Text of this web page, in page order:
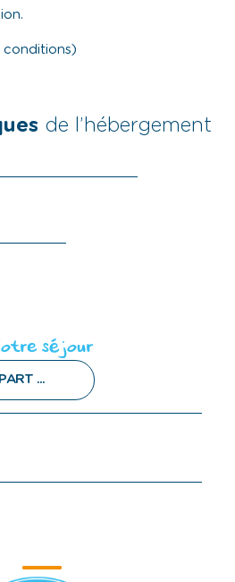
conditions)
de l’hébergement
séjour